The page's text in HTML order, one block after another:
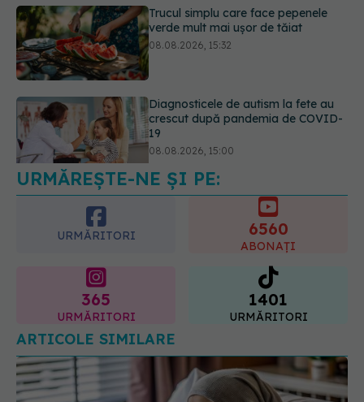
Diagnosticele de autism la fete au
crescut după pandemia de COVID-
19
Microplasticele pot traversa bariera
placentară și modifica hormonii
URMĂREȘTE-NE ȘI PE:
URMĂRITORI
365
URMĂRITORI
1401
URMĂRITORI
ARTICOLE SIMILARE